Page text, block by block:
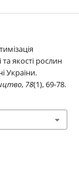
якості рослин
України.
, 78(1), 69-78.